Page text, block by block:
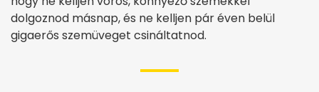
dolgoznod másnap, és ne kelljen pár éven belül
gigaerős szemüveget csináltatnod.